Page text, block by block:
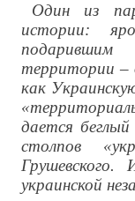
Один из
истории:
территории –
как
дается
столпов
украинской